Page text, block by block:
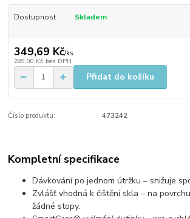
Dostupnost Skladem
349,69 Kč/ks
289,00 Kč bez DPH
Přidat do košíku
Číslo produktu: 473242
Kompletní specifikace
Dávkování po jednom útržku – snižuje
Zvlášť vhodná k čištění skla – na
žádné stopy.